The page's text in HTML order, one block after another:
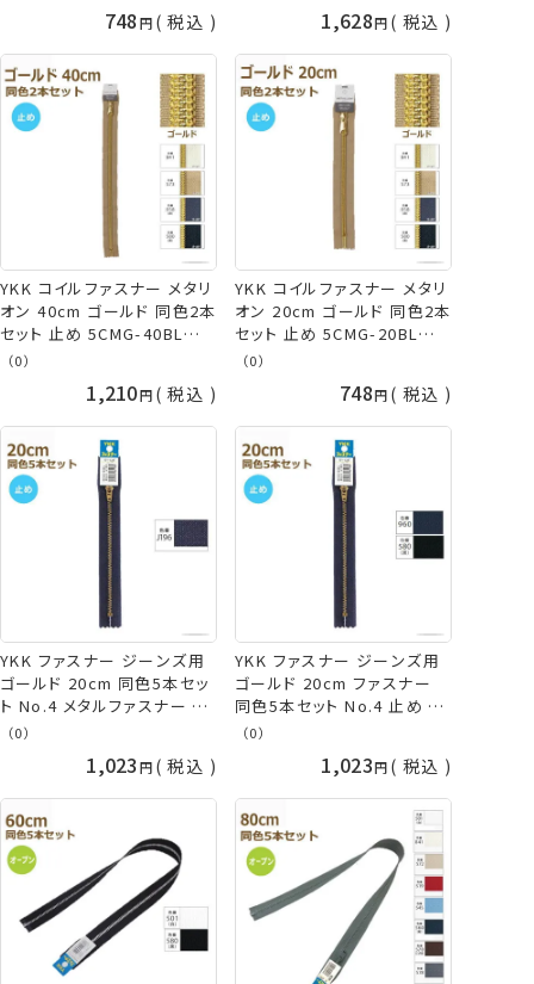
748 税込 1,628 税込
YKK コイルファスナー メタリ
オン 40cm ゴールド 同色2本
セット 止め 5CMG-40BL
METALLION ネコポス可 手
（0）
1,210 税込
YKK コイルファスナー メタリ
オン 20cm ゴールド 同色2本
セット 止め 5CMG-20BL
METALLION ネコポス可 手
（0）
748 税込
YKK ファスナー ジーンズ用
ゴールド 20cm 同色5本セッ
ト No.4 メタルファスナー 止
め 金属 4YGC-20BLJ ネコ
（0）
1,023 税込
YKK ファスナー ジーンズ用
ゴールド 20cm ファスナー
同色5本セット No.4 止め 金
属 メタル 金 ファスナー
（0）
1,023 税込